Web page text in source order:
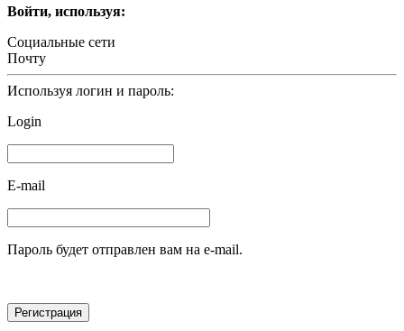
Войти, используя:
Социальные сети
Почту
Используя логин и пароль:
Login
E-mail
Пароль будет отправлен вам на e-mail.